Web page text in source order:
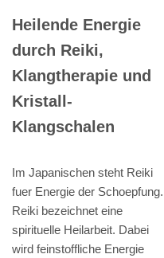
Heilende Energie
durch Reiki,
Klangtherapie und
Kristall-
Klangschalen
Im Japanischen steht Reiki
fuer Energie der Schoepfung.
Reiki bezeichnet eine
spirituelle Heilarbeit. Dabei
wird feinstoffliche Energie